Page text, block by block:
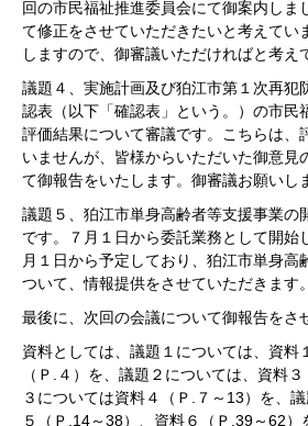
回の市民福祉推進委員会にて御案内しま
て修正をさせていただきたいと考えてい
しますので、御審議いただければと考え
議題４、実施計画及び狛江市第１次再犯
認表（以下「確認表」という。）の市民
評価結果について審議です。こちらは、
いませんが、皆様からいただいた御意見
て御報告をいたします。御審議お願いし
議題５、狛江市単身高齢者等支援事業の
です。７月１日から委託業務として開始
月１日から予定しており、狛江市単身高
ついて、情報提供をさせていただきます。
最後に、次回の会議について御報告をさ
資料としては、議題１については、資料
（Ｐ.４）を、議題２については、資料
３については資料４（Ｐ.７～13）を、
５（Ｐ.14～38）、資料６（Ｐ.39～62